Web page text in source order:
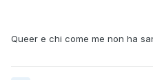
Queer e chi come me non ha